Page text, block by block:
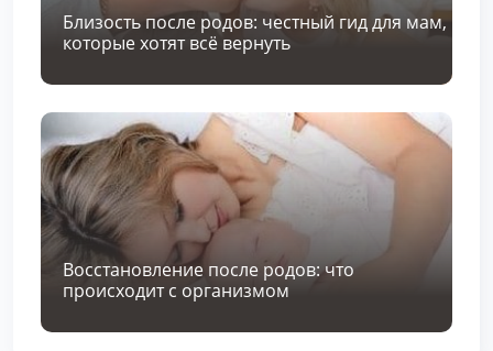
Близость после родов: честный гид для мам,
которые хотят всё вернуть
Восстановление после родов: что
происходит с организмом